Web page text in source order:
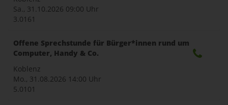
Sa., 31.10.2026 09:00 Uhr
3.0161
Offene Sprechstunde für Bürger*innen rund um
Computer, Handy & Co.
Koblenz
Mo., 31.08.2026 14:00 Uhr
5.0101